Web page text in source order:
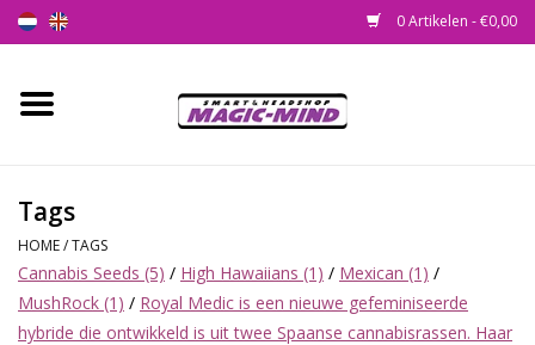
0 Artikelen - €0,00
Home
Smartshop
Headshop
Tags
HOME/TAGS
Cannabis Seeds (5) / High Hawaiians (1) / Mexican (1) /
MushRock (1) / Royal Medic is een nieuwe gefeminiseerde
hybride die ontwikkeld is uit twee Spaanse cannabisrassen. Haar